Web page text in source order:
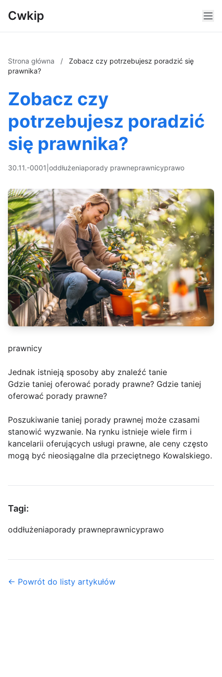
Cwkip
Strona główna /
Zobacz czy potrzebujesz poradzić się
prawnika?
Zobacz czy
potrzebujesz poradzić
się prawnika?
30.11.-0001 oddłużeniaporady prawneprawnicyprawo
prawnicy
Jednak istnieją sposoby aby znaleźć tanie
Gdzie taniej oferować porady prawne? Gdzie taniej
oferować porady prawne?
Poszukiwanie taniej porady prawnej może czasami
stanowić wyzwanie. Na rynku istnieje wiele firm i
kancelarii oferujących usługi prawne, ale ceny często
mogą być nieosiągalne dla przeciętnego Kowalskiego.
Tagi:
oddłużeniaporady prawneprawnicyprawo
← Powrót do listy artykułów